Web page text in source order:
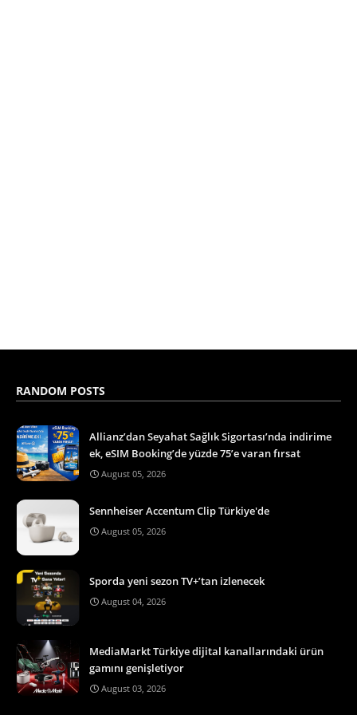
RANDOM POSTS
Allianz’dan Seyahat Sağlık Sigortası’nda indirime
ek, eSIM Booking’de yüzde 75’e varan fırsat
August 05, 2026
Sennheiser Accentum Clip Türkiye'de
August 05, 2026
Sporda yeni sezon TV+’tan izlenecek
August 04, 2026
MediaMarkt Türkiye dijital kanallarındaki ürün
gamını genişletiyor
August 03, 2026